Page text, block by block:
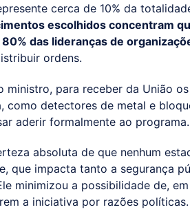
cerca de 10% da
escolhidos concentram
das lideranças de
ordens.
ministro, para receber da União
como detectores de metal e
aderir formalmente ao programa.
absoluta de que nenhum
que impacta tanto a segurança
minimizou a possibilidade de,
a iniciativa por razões políticas.